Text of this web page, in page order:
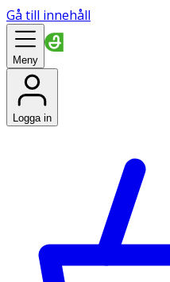
Gå till innehåll
Meny
Logga in